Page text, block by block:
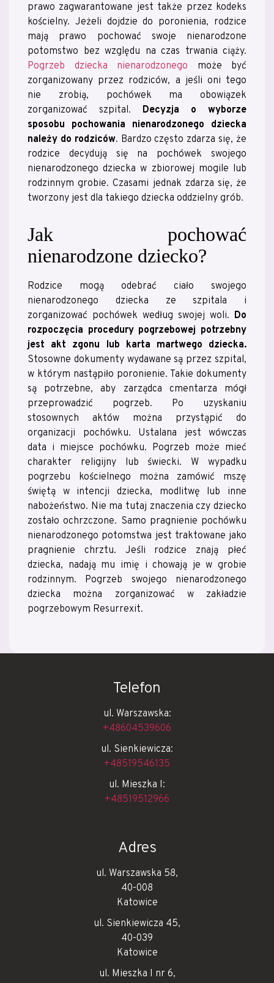
prawo zagwarantowane jest także przez kodeks
kościelny. Jeżeli dojdzie do poronienia, rodzice
mają prawo pochować swoje nienarodzone
potomstwo bez względu na czas trwania ciąży.
Pogrzeb dziecka nienarodzonego może być
zorganizowany przez rodziców, a jeśli oni tego
nie zrobią, pochówek ma obowiązek
zorganizować szpital. Decyzja o wyborze
sposobu pochowania nienarodzonego dziecka
należy do rodziców. Bardzo często zdarza się, że
rodzice decydują się na pochówek swojego
nienarodzonego dziecka w zbiorowej mogile lub
rodzinnym grobie. Czasami jednak zdarza się, że
tworzony jest dla takiego dziecka oddzielny grób.
Jak pochować
nienarodzone dziecko?
Rodzice mogą odebrać ciało swojego
nienarodzonego dziecka ze szpitala i
zorganizować pochówek według swojej woli. Do
rozpoczęcia procedury pogrzebowej potrzebny
jest akt zgonu lub karta martwego dziecka.
Stosowne dokumenty wydawane są przez szpital,
w którym nastąpiło poronienie. Takie dokumenty
są potrzebne, aby zarządca cmentarza mógł
przeprowadzić pogrzeb. Po uzyskaniu
stosownych aktów można przystąpić do
organizacji pochówku. Ustalana jest wówczas
data i miejsce pochówku. Pogrzeb może mieć
charakter religijny lub świecki. W wypadku
pogrzebu kościelnego można zamówić mszę
świętą w intencji dziecka, modlitwę lub inne
nabożeństwo. Nie ma tutaj znaczenia czy dziecko
zostało ochrzczone. Samo pragnienie pochówku
nienarodzonego potomstwa jest traktowane jako
pragnienie chrztu. Jeśli rodzice znają płeć
dziecka, nadają mu imię i chowają je w grobie
rodzinnym. Pogrzeb swojego nienarodzonego
dziecka można zorganizować w zakładzie
pogrzebowym Resurrexit.
Telefon
ul. Warszawska:
+48604539606
ul. Sienkiewicza:
+48519546135
ul. Mieszka I:
+48519512966
Adres
ul. Warszawska 58,
40-008
Katowice
ul. Sienkiewicza 45,
40-039
Katowice
ul. Mieszka I nr 6,